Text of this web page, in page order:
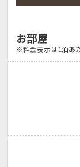
お部屋
※料金表示は1泊あた